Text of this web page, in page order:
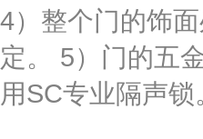
4）整个门的饰
定。 5）门的五
用SC专业隔声锁